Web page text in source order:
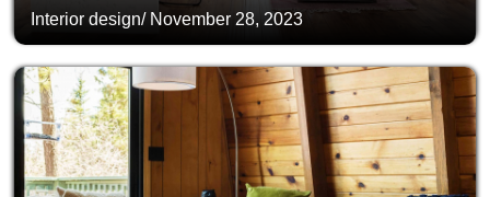
Interior design/ November 28, 2023